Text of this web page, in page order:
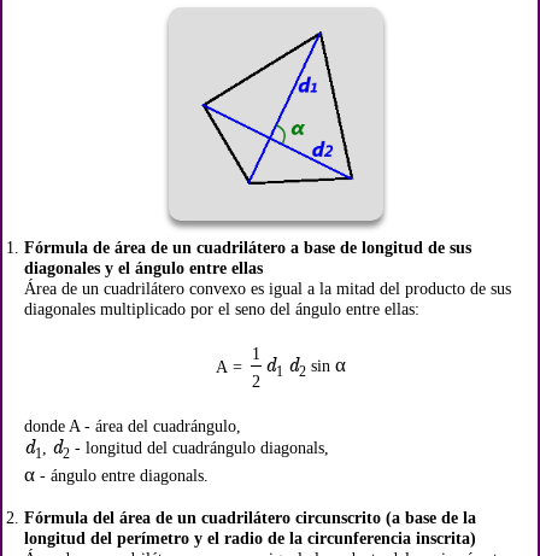
Fórmula de área de un cuadrilátero a base de longitud de sus
diagonales y el ángulo entre ellas
Área de un cuadrilátero convexo es igual a la mitad del producto de sus
diagonales multiplicado por el seno del ángulo entre ellas:
A =
1
d1 d2 sin α
2
donde A - área del cuadrángulo,
d1, d2 - longitud del cuadrángulo diagonals,
α - ángulo entre diagonals.
Fórmula del área de un cuadrilátero circunscrito (a base de la
longitud del perímetro y el radio de la circunferencia inscrita)